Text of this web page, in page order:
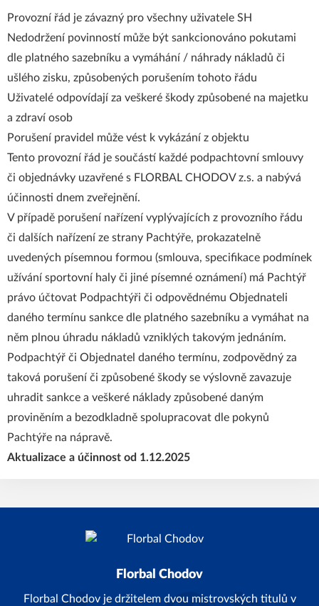
Provozní řád je závazný pro všechny uživatele SH
Nedodržení povinností může být sankcionováno pokutami
dle platného sazebníku a vymáhání / náhrady nákladů či
ušlého zisku, způsobených porušením tohoto řádu
Uživatelé odpovídají za veškeré škody způsobené na majetku
a zdraví osob
Porušení pravidel může vést k vykázání z objektu
Tento provozní řád je součástí každé podpachtovní smlouvy
či objednávky uzavřené s FLORBAL CHODOV z.s. a nabývá
účinnosti dnem zveřejnění.
V případě porušení nařízení vyplývajících z provozního řádu
či dalších nařízení ze strany Pachtýře, prokazatelně
uvedených písemnou formou (smlouva, specifikace podmínek
užívání sportovní haly či jiné písemné oznámení) má Pachtýř
právo účtovat Podpachtýři či odpovědnému Objednateli
daného termínu sankce dle platného sazebníku a vymáhat na
něm plnou úhradu nákladů vzniklých takovým jednáním.
Podpachtýř či Objednatel daného termínu, zodpovědný za
taková porušení či způsobené škody se výslovně zavazuje
uhradit sankce a veškeré náklady způsobené daným
proviněním a bezodkladně spolupracovat dle pokynů
Pachtýře na nápravě.
Aktualizace a účinnost od 1.12.2025
Florbal Chodov
Florbal Chodov je držitelem dvou mistrovských titulů v